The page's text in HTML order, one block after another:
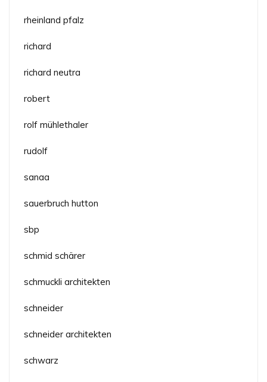
rheinland pfalz
richard
richard neutra
robert
rolf mühlethaler
rudolf
sanaa
sauerbruch hutton
sbp
schmid schärer
schmuckli architekten
schneider
schneider architekten
schwarz